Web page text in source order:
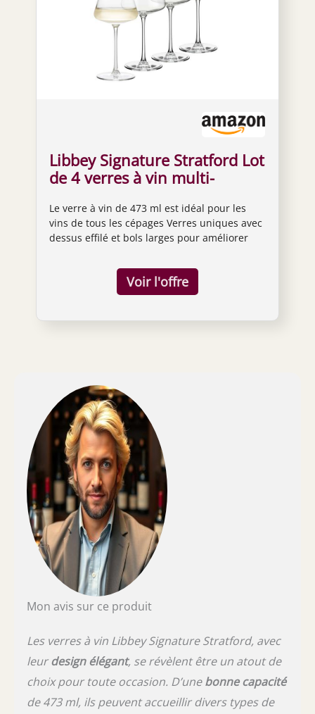
Libbey Signature Stratford Lot
de 4 verres à vin multi-
Le verre à vin de 473 ml est idéal pour les
vins de tous les cépages Verres uniques avec
dessus effilé et bols larges pour améliorer
confortable vous permet de tourbillonner
sans vous soucier des déversements Tige
tirée sans couture et pied plat raffiné pour
Mon avis sur ce produit
Les verres à vin Libbey Signature Stratford, avec
leurdesign élégant, se révèlent être un atout de
choix pour toute occasion. D’unebonne capacité
de 473 ml, ils peuvent accueillir divers types de